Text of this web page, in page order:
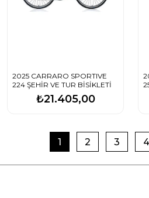
2025 CARRARO SPORTIVE
224 ŞEHİR VE TUR BİSİKLETİ
₺21.405,00
1 2 3 4